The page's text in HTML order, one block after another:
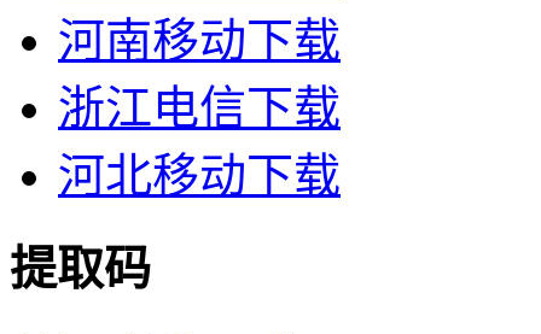
河南移动下载
浙江电信下载
河北移动下载
提取码